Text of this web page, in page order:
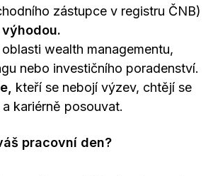
zástupce v registru ČNB)
výhodou.
wealth managementu,
nebo investičního poradenství.
kteří se nebojí výzev, chtějí se
kariérně posouvat.
pracovní den?